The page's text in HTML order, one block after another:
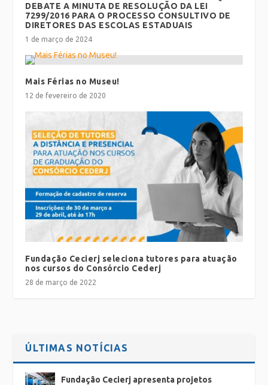
DEBATE A MINUTA DE RESOLUÇÃO DA LEI
7299/2016 PARA O PROCESSO CONSULTIVO DE
DIRETORES DAS ESCOLAS ESTADUAIS
1 de março de 2024
Mais Férias no Museu!
12 de fevereiro de 2020
Fundação Cecierj seleciona tutores para atuação
nos cursos do Consórcio Cederj
28 de março de 2022
ÚLTIMAS NOTÍCIAS
Fundação Cecierj apresenta projetos